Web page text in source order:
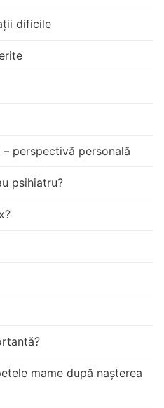
dificile
perspectivă personală
psihiatru?
mame după nașterea